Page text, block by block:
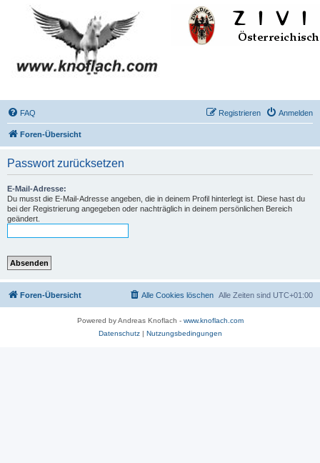
FAQ Anmelden
Registrieren
Foren-Übersicht
Passwort zurücksetzen
E-Mail-Adresse:
Du musst die E-Mail-Adresse angeben, die in deinem Profil hinterlegt ist. Diese hast du
bei der Registrierung angegeben oder nachträglich in deinem persönlichen Bereich
geändert.
Foren-Übersicht Alle Zeiten sind UTC+01:00
Alle Cookies löschen
Powered by Andreas Knoflach - www.knoflach.com
Datenschutz| Nutzungsbedingungen